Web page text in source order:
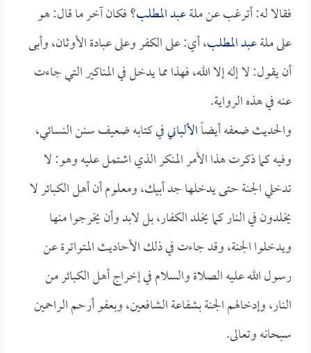
فقالا له: أترغب عن ملةعبد المطلب؟ فكان آخر ما قال: هو
على ملةعبد المطلب، أي: على الكفر وعلى عبادة الأوثان، وأبى
أن يقول: لا إله إلا الله، فهذا مما يدخل في المناكير التي جاءت
عنه في هذه الرواية.
والحديث ضعفه أيضاًالألبانيفي كتابه ضعيف سنن النسائي،
وفيه كما ذكرت هذا الأمر المنكر الذي اشتمل عليه وهو: لا
تدخلي الجنة حتى يدخلها جد أبيك، ومعلوم أن أهل الكبائر لا
يخلدون في النار كما يخلد الكفار، بل لابد وأن يخرجوا منها
ويدخلوا الجنة، وقد جاءت في ذلك الأحاديث المتواترة عن
رسول الله عليه الصلاة والسلام في إخراج أهل الكبائر من
النار، وإدخالهم الجنة بشفاعة الشافعين، وبعفو أرحم الراحمين
سبحانه وتعالى.